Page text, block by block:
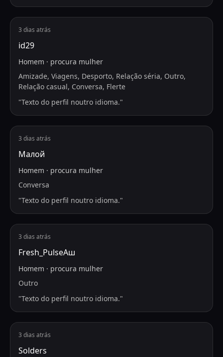
3 dias atrás
id29
Homem · procura mulher
Amizade, Viagens, Desporto, Relação séria, Outro,
Relação casual, Conversa, Flerte
"Texto do perfil noutro idioma."
3 dias atrás
Малой
Homem · procura mulher
Conversa
"Texto do perfil noutro idioma."
3 dias atrás
Fresh_PulseАш
Homem · procura mulher
Outro
"Texto do perfil noutro idioma."
3 dias atrás
Solders